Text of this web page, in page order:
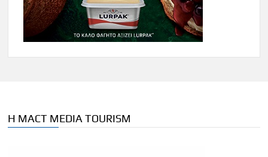
Η MACT MEDIA TOURISM